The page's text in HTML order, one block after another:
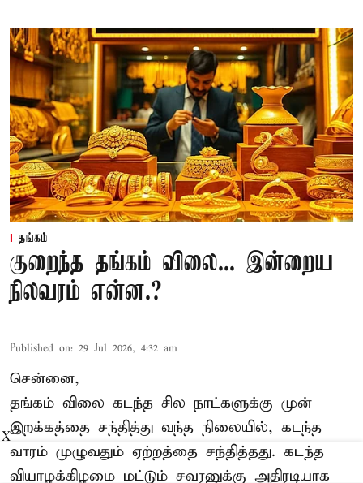
தங்கம்
குறைந்த தங்கம் விலை... இன்றைய
நிலவரம் என்ன.?
Published on: 29 Jul 2026, 4:32 am
சென்னை,
தங்கம் விலை கடந்த சில நாட்களுக்கு முன்
இறக்கத்தை சந்தித்து வந்த நிலையில், கடந்த
வாரம் முழுவதும் ஏற்றத்தை சந்தித்தது. கடந்த
வியாழக்கிழமை மட்டும் சவரனுக்கு அதிரடியாக
X